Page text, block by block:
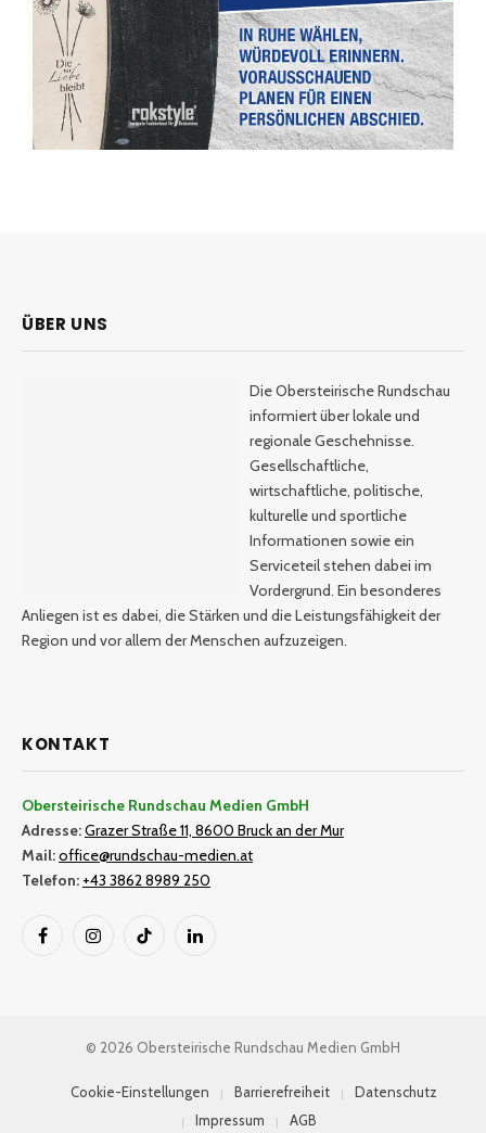
ÜBER UNS
Die Obersteirische Rundschau
informiert über lokale und
regionale Geschehnisse.
Gesellschaftliche,
wirtschaftliche, politische,
kulturelle und sportliche
Informationen sowie ein
Serviceteil stehen dabei im
Vordergrund. Ein besonderes
Anliegen ist es dabei, die Stärken und die Leistungsfähigkeit der
Region und vor allem der Menschen aufzuzeigen.
KONTAKT
Obersteirische Rundschau Medien GmbH
Adresse:Grazer Straße 11, 8600 Bruck an der Mur
Mail:office@rundschau-medien.at
Telefon: +43 3862 8989 250
FacebookInstagramTikTok LinkedIn
© 2026 Obersteirische Rundschau Medien GmbH
Cookie-Einstellungen Barrierefreiheit
Datenschutz
Impressum
AGB